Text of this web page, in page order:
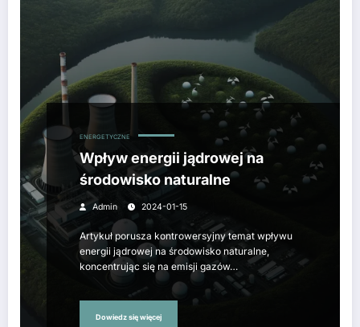
ENERGETYCZNE
Wpływ energii jądrowej na
środowisko naturalne
Admin 2024-01-15
Artykuł porusza kontrowersyjny temat wpływu
energii jądrowej na środowisko naturalne,
koncentrując się na emisji gazów…
Dowiedz się więcej